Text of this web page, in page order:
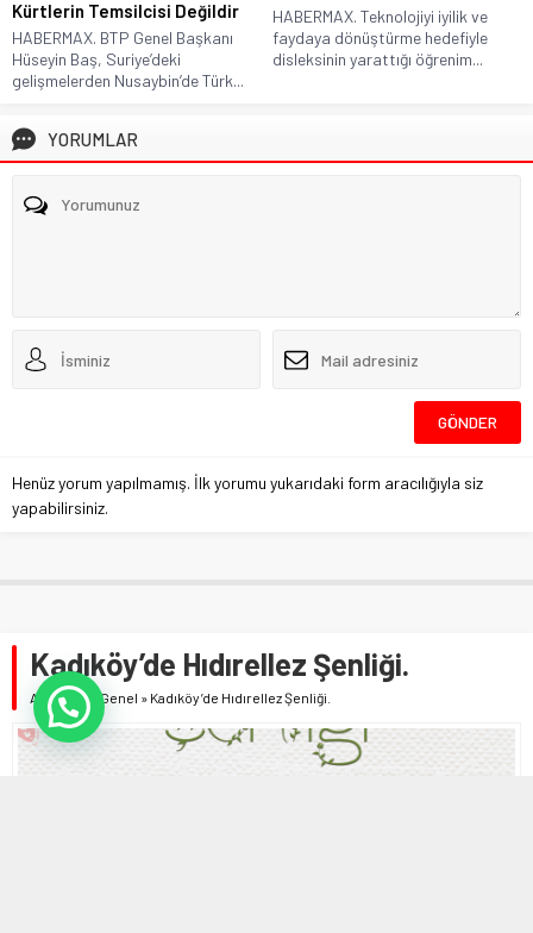
Kürtlerin Temsilcisi Değildir
HABERMAX. BTP Genel Başkanı
Hüseyin Baş, Suriye’deki
gelişmelerden Nusaybin’de Türk...
HABERMAX. Teknolojiyi iyilik ve
faydaya dönüştürme hedefiyle
disleksinin yarattığı öğrenim...
YORUMLAR
Henüz yorum yapılmamış. İlk yorumu yukarıdaki form aracılığıyla siz
yapabilirsiniz.
Kadıköy’de Hıdırellez Şenliği.
Anasayfa Genel » Kadıköy’de Hıdırellez Şenliği.